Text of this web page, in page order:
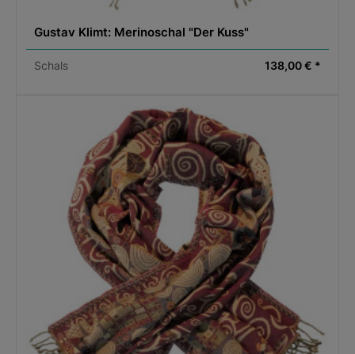
Gustav Klimt: Merinoschal "Der Kuss"
Schals 138,00 € *